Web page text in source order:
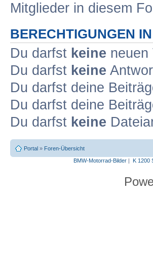
Mitglieder in diesem
BERECHTIGUNGEN
Du darfst keine neuen
Du darfst keine
Du darfst deine
Du darfst deine
Du darfst keine
Portal » Foren-Übersicht
BMW-Motorrad-Bilder| K 1200